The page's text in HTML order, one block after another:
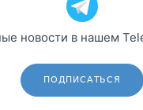
новости в нашем
ПОДПИСАТЬСЯ